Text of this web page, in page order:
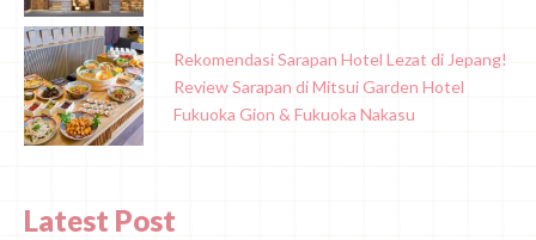
Rekomendasi Sarapan Hotel Lezat di Jepang!
Review Sarapan di Mitsui Garden Hotel
Fukuoka Gion & Fukuoka Nakasu
Latest Post